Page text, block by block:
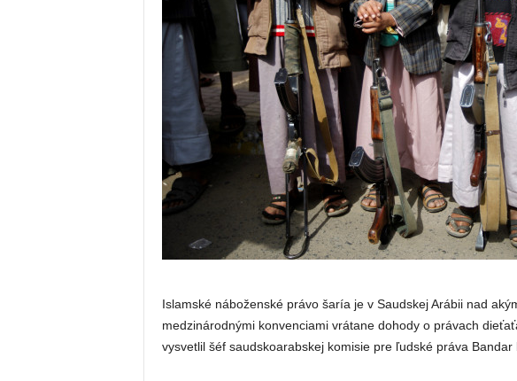
Islamské náboženské právo šaría je v Saudskej Arábii nad
medzinárodnými konvenciami vrátane dohody o právach
vysvetlil šéf saudskoarabskej komisie pre ľudské práva Bandar